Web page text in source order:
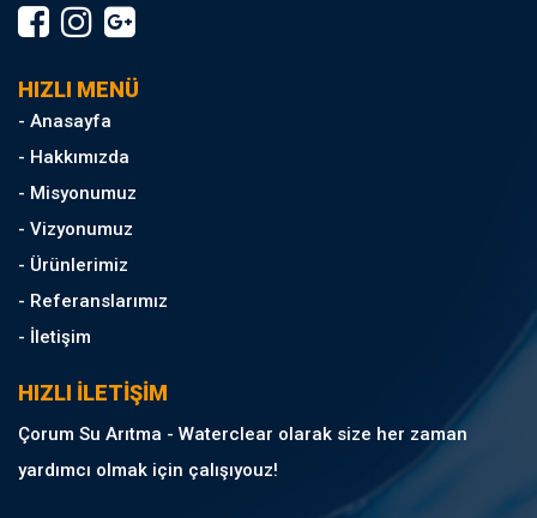
HIZLI MENÜ
- Anasayfa
- Hakkımızda
- Misyonumuz
- Vizyonumuz
- Ürünlerimiz
- Referanslarımız
- İletişim
HIZLI İLETİŞİM
Çorum Su Arıtma - Waterclear olarak size her zaman
yardımcı olmak için çalışıyouz!